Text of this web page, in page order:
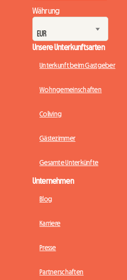
Währung
Unsere Unterkunftsarten
Unterkunft beim Gastgeber
Wohngemeinschaften
Coliving
Gästezimmer
Gesamte Unterkünfte
Unternehmen
Blog
Karriere
Presse
Partnerschaften